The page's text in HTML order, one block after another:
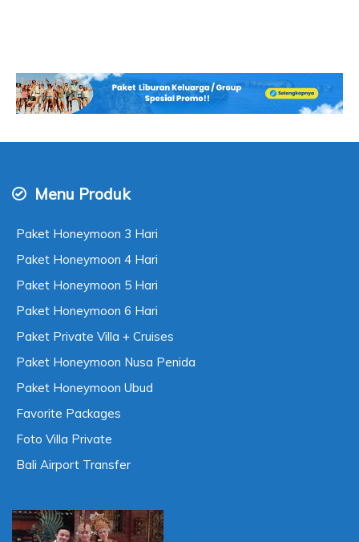
Menu Produk
Paket Honeymoon 3 Hari
Paket Honeymoon 4 Hari
Paket Honeymoon 5 Hari
Paket Honeymoon 6 Hari
Paket Private Villa + Cruises
Paket Honeymoon Nusa Penida
Paket Honeymoon Ubud
Favorite Packages
Foto Villa Private
Bali Airport Transfer